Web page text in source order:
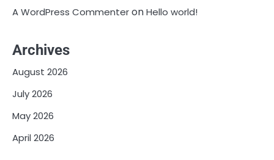
A WordPress CommenteronHello world!
Archives
August 2026
July 2026
May 2026
April 2026